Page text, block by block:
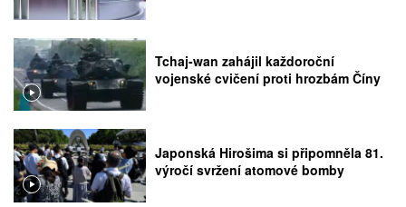
Tchaj-wan zahájil každoroční
vojenské cvičení proti hrozbám Číny
Japonská Hirošima si připomněla 81.
výročí svržení atomové bomby